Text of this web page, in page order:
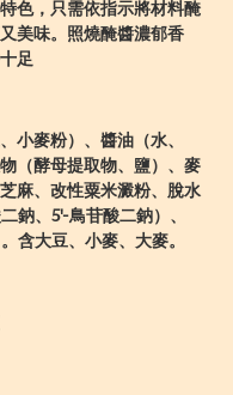
色，只需依指示將材料醃
美味。照燒醃醬濃郁香
足
小麥粉）、醬油（水、
（酵母提取物、鹽）、麥
麻、改性粟米澱粉、脫水
鈉、5'-鳥苷酸二鈉）、
含大豆、小麥、大麥。